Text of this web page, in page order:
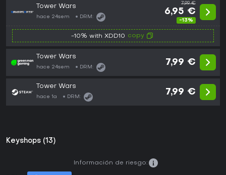
Tower Wars
hace 24sem DRM:
7,99 €
6,95 €
-13%
-10% with XDD10 copy
Tower Wars
hace 24sem DRM:
7,99 €
Tower Wars
hace 1a DRM:
7,99 €
Keyshops (13)
Información de riesgo: